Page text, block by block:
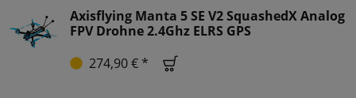
Axisflying Manta 5 SE V2 SquashedX Analog
FPV Drohne 2.4Ghz ELRS GPS
274,90 € *